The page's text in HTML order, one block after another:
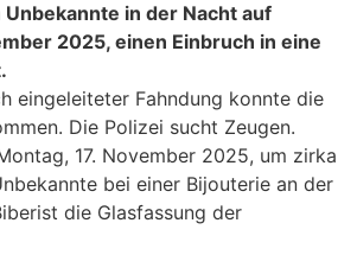
in der Nacht auf
2025, einen Einbruch in eine
eingeleiteter Fahndung konnte die
Die Polizei sucht Zeugen.
17. November 2025, um zirka
bei einer Bijouterie an der
die Glasfassung der